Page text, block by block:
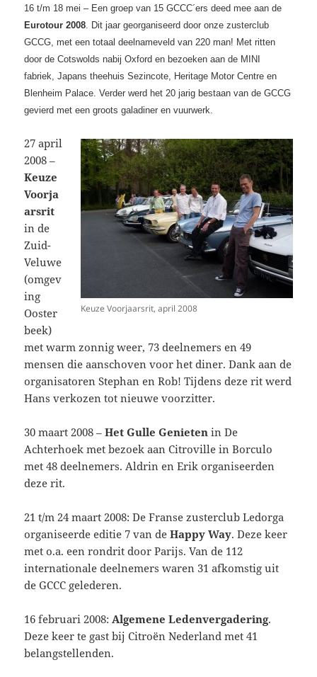
16 t/m 18 mei – Een groep van 15 GCCC´ers deed mee aan de
Eurotour 2008. Dit jaar georganiseerd door onze zusterclub
GCCG, met een totaal deelnameveld van 220 man! Met ritten
door de Cotswolds nabij Oxford en bezoeken aan de MINI
fabriek, Japans theehuis Sezincote, Heritage Motor Centre en
Blenheim Palace. Verder werd het 20 jarig bestaan van de GCCG
gevierd met een groots galadiner en vuurwerk.
Keuze Voorjaarsrit, april 2008
27 april
2008 –
Keuze
Voorja
arsrit
in de
Zuid-
Veluwe
(omgev
ing
Ooster
beek)
met warm zonnig weer, 73 deelnemers en 49
mensen die aanschoven voor het diner. Dank aan de
organisatoren Stephan en Rob! Tijdens deze rit werd
Hans verkozen tot nieuwe voorzitter.
30 maart 2008 –Het Gulle Genieten in De
Achterhoek met bezoek aan Citroville in Borculo
met 48 deelnemers. Aldrin en Erik organiseerden
deze rit.
21 t/m 24 maart 2008: De Franse zusterclub Ledorga
organiseerde editie 7 van deHappy Way. Deze keer
met o.a. een rondrit door Parijs. Van de 112
internationale deelnemers waren 31 afkomstig uit
de GCCC gelederen.
16 februari 2008:Algemene Ledenvergadering.
Deze keer te gast bij Citroën Nederland met 41
belangstellenden.